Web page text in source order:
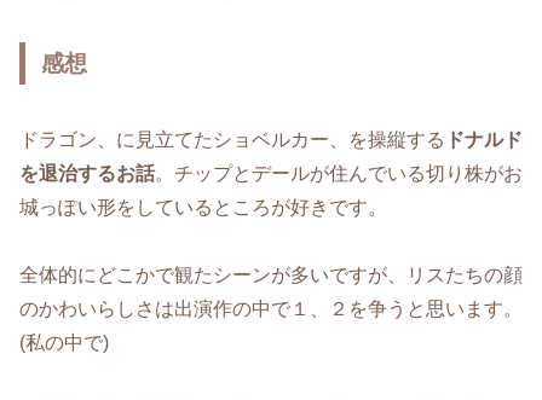
感想
ドラゴン、に見立てたショベルカー、を操縦する ドナルド
を退治するお話。チップとデールが住んでいる切り株がお
城っぽい形をしているところが好きです。
全体的にどこかで観たシーンが多いですが、リスたちの顔
のかわいらしさは出演作の中で１、２を争うと思います。
(私の中で)